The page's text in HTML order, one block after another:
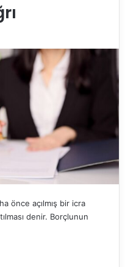
önce açılmış bir icra
denir. Borçlunun